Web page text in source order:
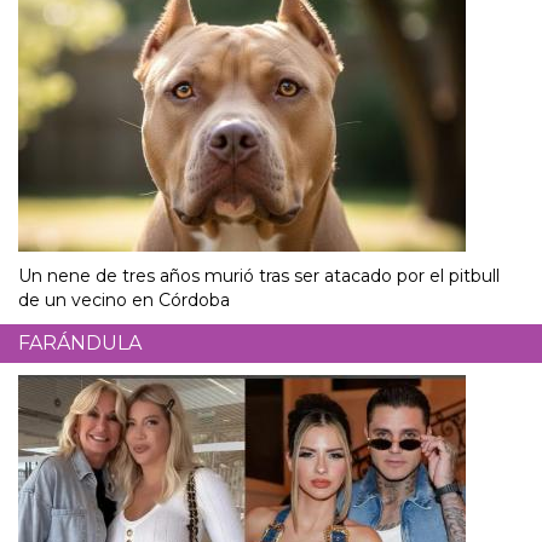
Un nene de tres años murió tras ser atacado por el pitbull
de un vecino en Córdoba
FARÁNDULA